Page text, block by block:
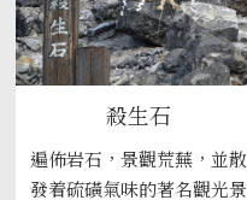
殺生石
遍佈岩石，景觀荒蕪，並散
發着硫磺氣味的著名觀光景